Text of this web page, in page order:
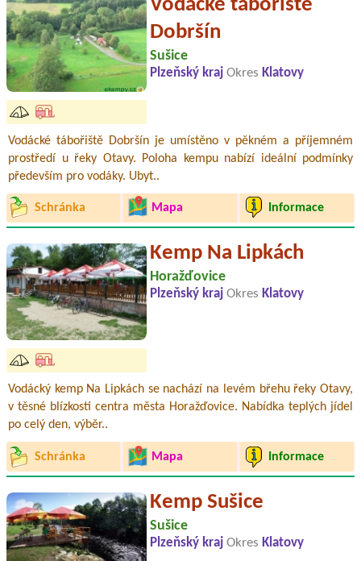
Vodácké tábořiště
Dobršín
Sušice
Plzeňský kraj Okres Klatovy
Vodácké tábořiště Dobršín je umístěno v pěkném a příjemném
prostředí u řeky Otavy. Poloha kempu nabízí ideální podmínky
především pro vodáky. Ubyt..
Schránka Mapa Informace
Kemp Na Lipkách
Horažďovice
Plzeňský kraj Okres Klatovy
Vodácký kemp Na Lipkách se nachází na levém břehu řeky Otavy,
v těsné blízkosti centra města Horažďovice. Nabídka teplých jídel
po celý den, výběr..
Schránka Mapa Informace
Kemp Sušice
Sušice
Plzeňský kraj Okres Klatovy